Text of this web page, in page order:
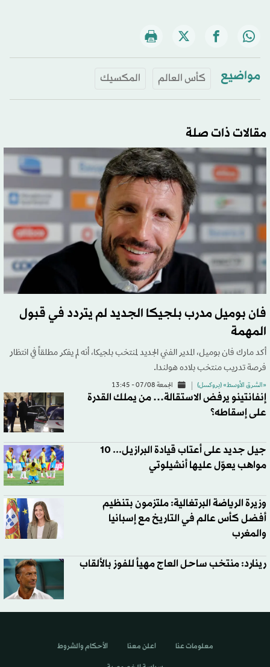
مواضيع كأس العالم المكسيك
مقالات ذات صلة
فان بوميل مدرب بلجيكا الجديد لم يتردد في قبول
المهمة
أكد مارك فان بوميل، المدير الفني الجديد لمنتخب بلجيكا، أنه لم يفكر مطلقاً في انتظار
فرصة تدريب منتخب بلاده هولندا.
«الشرق الأوسط» (بروكسل) الجمعة 07/08 - 13:45
إنفانتينو يرفض الاستقالة… من يملك القدرة
على إسقاطه؟
جيل جديد على أعتاب قيادة البرازيل... 10
مواهب يعوّل عليها أنشيلوتي
وزيرة الرياضة البرتغالية: ملتزمون بتنظيم
أفضل كأس عالم في التاريخ مع إسبانيا
والمغرب
رينارد: منتخب ساحل العاج مهيأ للفوز بالألقاب
معلومات عنا اعلن معنا الأحكام والشروط